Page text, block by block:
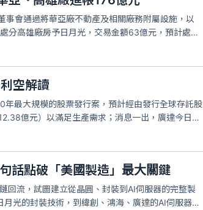
會通過將華亞廠不動產及相關廠務附屬設施，以
分高雄廠房予日月光，交易金額63億元，預計處分
元，預計將認列約176.7億元處分利益，可望於今
空解讀
最大規模的股票發行案，預計經由發行全球存託股
億元）以滿足生產需求；消息一出，廣達今日開
創下今年3月31日以來新低點，截至上午9時13分
話點破「美國製造」最大關鍵
回流，試圖建立從晶圓、封裝到AI伺服器的完整製
光的封裝技術，到緯創、鴻海、廣達的AI伺服器，